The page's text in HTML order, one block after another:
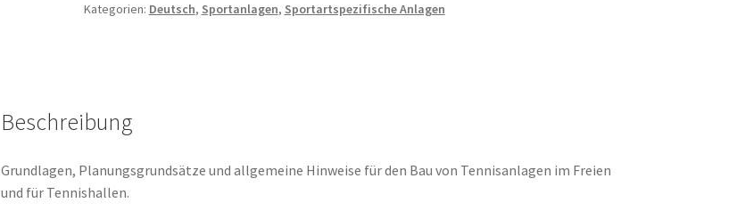
Menge
Kategorien: Deutsch, Sportanlagen, Sportartspezifische Anlagen
Beschreibung
Grundlagen, Planungsgrundsätze und allgemeine Hinweise für den Bau von Tennisanlagen im Freien
und für Tennishallen.